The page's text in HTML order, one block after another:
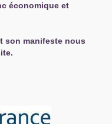
économique et
son manifeste nous